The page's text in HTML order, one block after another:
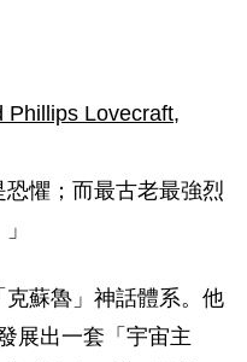
Phillips Lovecraft,
恐懼；而最古老最強烈
蘇魯」神話體系。他
展出一套「宇宙主